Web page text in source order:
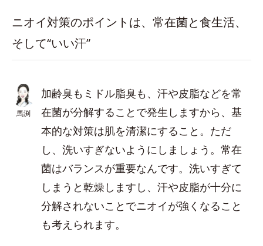
ニオイ対策のポイントは、常在菌と食生活、
そして“いい汗”
馬渕
加齢臭もミドル脂臭も、汗や皮脂などを常
在菌が分解することで発生しますから、基
本的な対策は肌を清潔にすること。ただ
し、洗いすぎないようにしましょう。常在
菌はバランスが重要なんです。洗いすぎて
しまうと乾燥しますし、汗や皮脂が十分に
分解されないことでニオイが強くなること
も考えられます。